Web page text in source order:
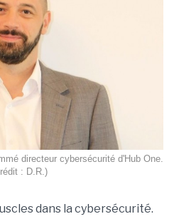
directeur cybersécurité d'Hub One.
: D.R.)
dans la cybersécurité.